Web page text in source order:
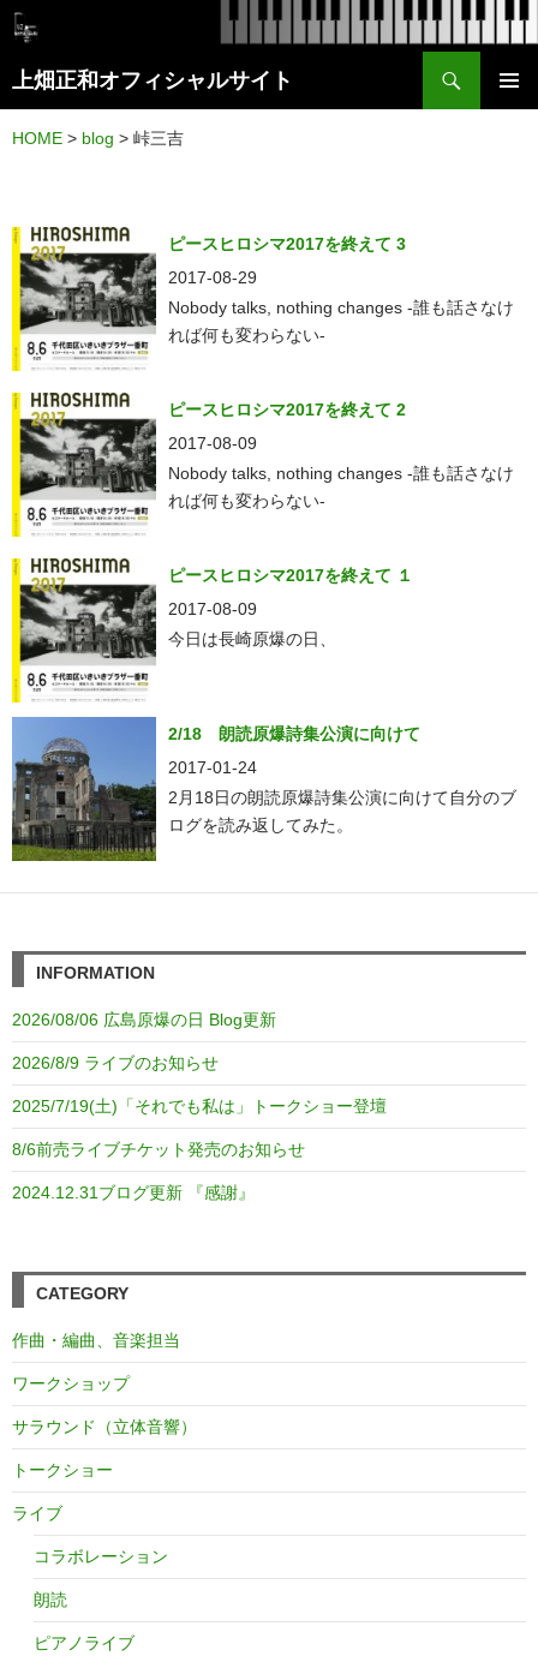
上畑正和オフィシャルサイト
ン
ツ
へ
ス
キ
ッ
プ
HOME > blog > 峠三吉
ピースヒロシマ2017を終えて 3
2017-08-29
Nobody talks, nothing changes -誰も話さなけ
れば何も変わらない-
ピースヒロシマ2017を終えて 2
2017-08-09
Nobody talks, nothing changes -誰も話さなけ
れば何も変わらない-
ピースヒロシマ2017を終えて １
2017-08-09
今日は長崎原爆の日、
2/18 朗読原爆詩集公演に向けて
2017-01-24
2月18日の朗読原爆詩集公演に向けて自分のブ
ログを読み返してみた。
INFORMATION
2026/08/06 広島原爆の日 Blog更新
2026/8/9 ライブのお知らせ
2025/7/19(土)「それでも私は」トークショー登壇
8/6前売ライブチケット発売のお知らせ
2024.12.31ブログ更新 『感謝』
CATEGORY
作曲・編曲、音楽担当
ワークショップ
サラウンド（立体音響）
トークショー
ライブ
コラボレーション
朗読
ピアノライブ